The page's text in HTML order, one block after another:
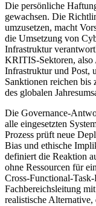
Die persönliche
gewachsen. Die
umzusetzen, macht
die Umsetzung von
Infrastruktur
KRITIS-Sektoren, also
Infrastruktur und Post,
Sanktionen reichen
des globalen
Die Governance-
alle eingesetzten
Prozess prüft neue
Bias und ethische
definiert die Reaktion
ohne Ressourcen für
Cross-Functional-
Fachbereichsleitung
realistische